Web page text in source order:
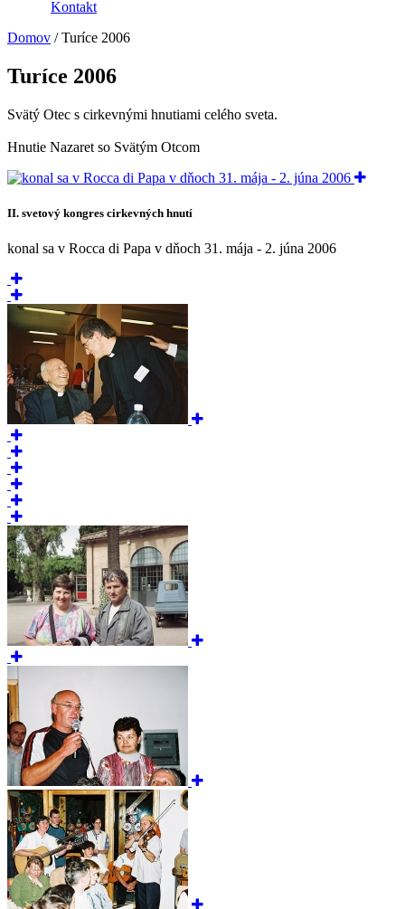
Kontakt
Domov /Turíce 2006
Turíce 2006
Svätý Otec s cirkevnými hnutiami celého sveta.
Hnutie Nazaret so Svätým Otcom
II. svetový kongres cirkevných hnutí
konal sa v Rocca di Papa v dňoch 31. mája - 2. júna 2006